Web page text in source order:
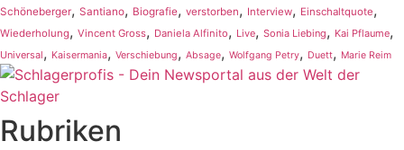
Schöneberger, Santiano, Biografie, verstorben, Interview, Einschaltquote,
Wiederholung, Vincent Gross, Daniela Alfinito, Live, Sonia Liebing, Kai Pflaume,
Universal, Kaisermania, Verschiebung, Absage, Wolfgang Petry, Duett, Marie Reim
Rubriken